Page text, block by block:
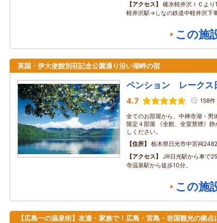
アクセス
碓氷軽井沢ＩＣよ
軽井沢駅→しなの鉄道中軽井沢下
この施
英国・伊大使館別荘記念公園通り沿い湖畔の宿
ペンション レークス
4.7 158件
全てのお部屋から、中禅寺湖・男
限定４部屋 《全館、全室禁煙》
しください。
住所
栃木県日光市中宮祠
アクセス
JR日光駅から車で
寺温泉駅から徒歩10分。
この施
【広島一の温泉街】友達・家族で！広島・宮島・岩国観光の拠点